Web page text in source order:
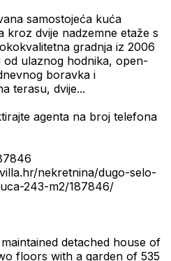
samostojeća kuća
kroz dvije nadzemne etaže s
gradnja iz 2006
od ulaznog hodnika, open-
boravka i
terasu, dvije...
agenta na broj telefona
nekretnina/dugo-selo-
243-m2/187846/
detached house of
floors with a garden of 535